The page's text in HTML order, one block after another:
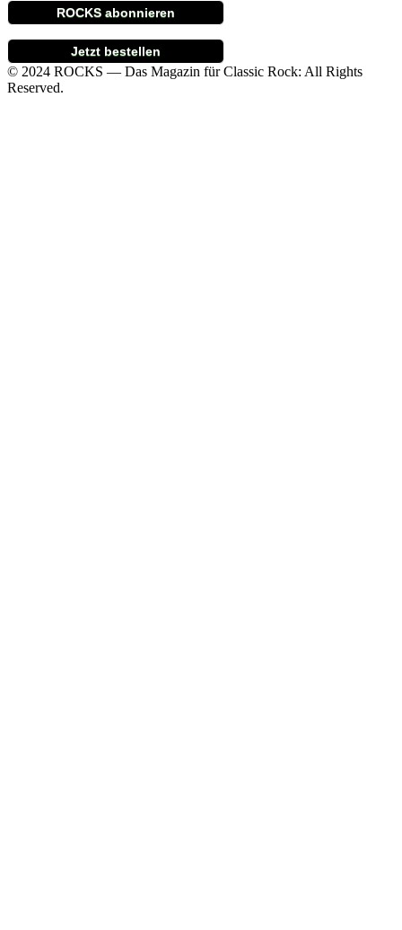
ROCKS abonnieren
Jetzt bestellen
© 2024 ROCKS — Das Magazin für Classic Rock: All Rights
Reserved.